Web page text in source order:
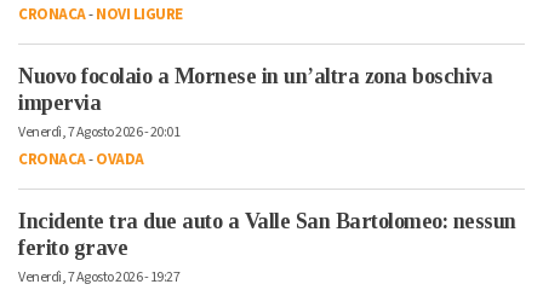
CRONACA-NOVI LIGURE
Nuovo focolaio a Mornese in un’altra zona boschiva
impervia
Venerdì, 7 Agosto 2026 - 20:01
CRONACA-OVADA
Incidente tra due auto a Valle San Bartolomeo: nessun
ferito grave
Venerdì, 7 Agosto 2026 - 19:27